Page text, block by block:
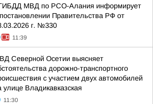
МВД по РСО-Алания информирует
Правительства РФ от
г. №330
11:39
Северной Осетии выясняет
дорожно-транспортного
с участием двух автомобилей
улице Владикавказская
11:30